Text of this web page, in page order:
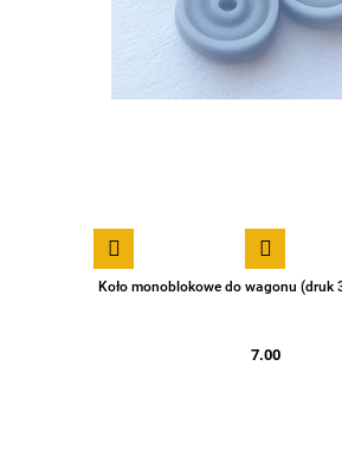
Koło monoblokowe do wagonu (druk
7.00